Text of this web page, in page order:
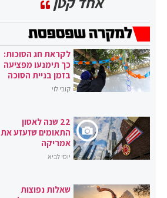
לקראת חג הסוכות:
כך תימנעו מפציעה
בזמן בניית הסוכה
קובי לוי
22 שנה לאסון
התאומים שזעזע את
אמריקה
יוסי לביא
שאלות נפוצות